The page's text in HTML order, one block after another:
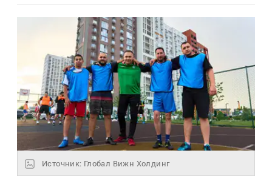
Источник: Глобал Вижн Холдинг